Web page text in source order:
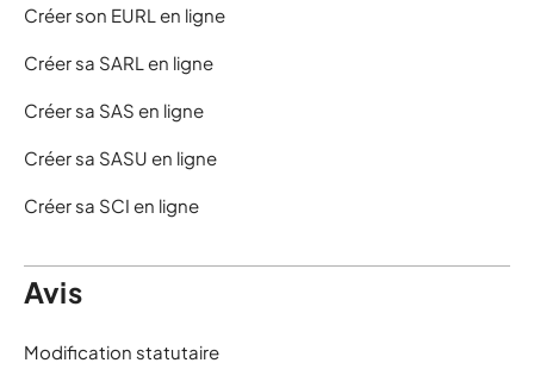
Créer son EURL en ligne
Créer sa SARL en ligne
Créer sa SAS en ligne
Créer sa SASU en ligne
Créer sa SCI en ligne
Avis
Modification statutaire